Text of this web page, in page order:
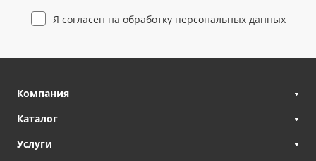
Я согласен на обработку персональных данных
Компания
Каталог
Услуги